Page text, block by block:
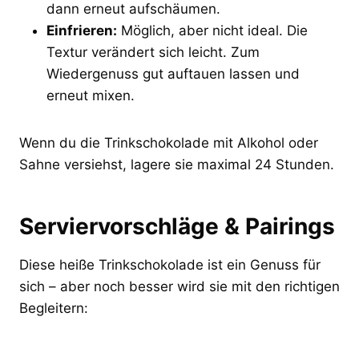
dann erneut aufschäumen.
Einfrieren: Möglich, aber nicht ideal. Die
Textur verändert sich leicht. Zum
Wiedergenuss gut auftauen lassen und
erneut mixen.
Wenn du die Trinkschokolade mit Alkohol oder
Sahne versiehst, lagere sie maximal 24 Stunden.
Serviervorschläge & Pairings
Diese heiße Trinkschokolade ist ein Genuss für
sich – aber noch besser wird sie mit den richtigen
Begleitern: